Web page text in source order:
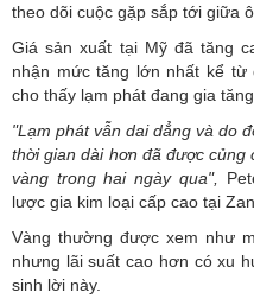
theo dõi cuộc gặp sắp tới giữa
Giá sản xuất tại Mỹ đã tăng
nhận mức tăng lớn nhất kể
cho thấy lạm phát đang gia
"Lạm phát vẫn dai dẳng và do
thời gian dài hơn đã được củng
vàng trong hai ngày qua",
lược gia kim loại cấp cao tại
Vàng thường được xem như
nhưng lãi suất cao hơn có xu
sinh lời này.